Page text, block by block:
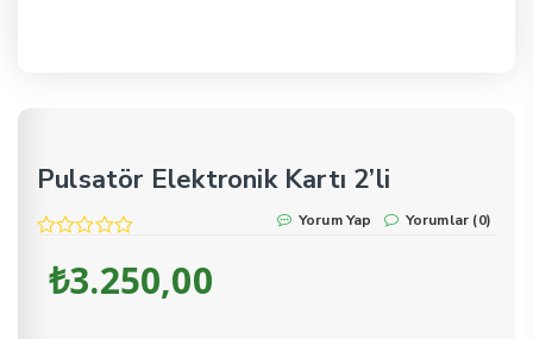
Pulsatör Elektronik Kartı 2’li
Yorum Yap Yorumlar (0)
₺3.250,00